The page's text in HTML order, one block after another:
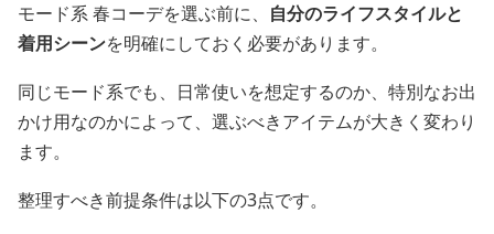
モード系 春コーデを選ぶ前に、 自分のライフスタイルと
着用シーンを明確にしておく必要があります。
同じモード系でも、日常使いを想定するのか、特別なお出
かけ用なのかによって、選ぶべきアイテムが大きく変わり
ます。
整理すべき前提条件は以下の3点です。